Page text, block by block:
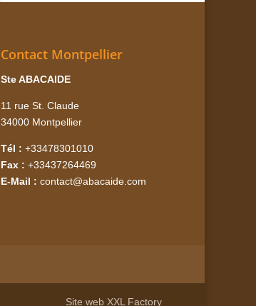
Contact Montpellier
Ste ABACAIDE
11 rue St. Claude
34000 Montpellier
Tél : +33478301010
Fax :+33437264469
E-Mail : contact@abacaide.com
Site web XXL Factory